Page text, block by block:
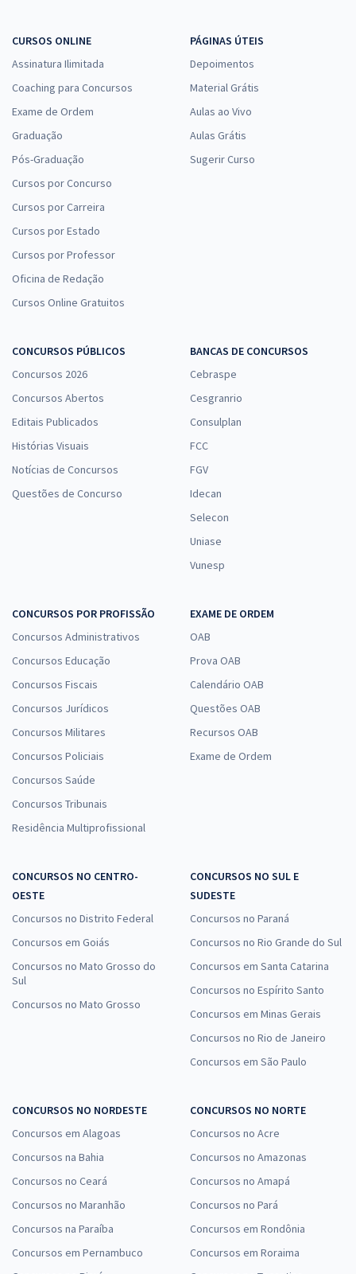
CURSOS ONLINE
Assinatura Ilimitada
Coaching para Concursos
Exame de Ordem
Graduação
Pós-Graduação
Cursos por Concurso
Cursos por Carreira
Cursos por Estado
Cursos por Professor
Oficina de Redação
Cursos Online Gratuitos
PÁGINAS ÚTEIS
Depoimentos
Material Grátis
Aulas ao Vivo
Aulas Grátis
Sugerir Curso
CONCURSOS PÚBLICOS
Concursos 2026
Concursos Abertos
Editais Publicados
Histórias Visuais
Notícias de Concursos
Questões de Concurso
BANCAS DE CONCURSOS
Cebraspe
Cesgranrio
Consulplan
FCC
FGV
Idecan
Selecon
Uniase
Vunesp
CONCURSOS POR PROFISSÃO
Concursos Administrativos
Concursos Educação
Concursos Fiscais
Concursos Jurídicos
Concursos Militares
Concursos Policiais
Concursos Saúde
Concursos Tribunais
Residência Multiprofissional
EXAME DE ORDEM
OAB
Prova OAB
Calendário OAB
Questões OAB
Recursos OAB
Exame de Ordem
CONCURSOS NO CENTRO-
OESTE
Concursos no Distrito Federal
Concursos em Goiás
Concursos no Mato Grosso do
Sul
Concursos no Mato Grosso
CONCURSOS NO SUL E
SUDESTE
Concursos no Paraná
Concursos no Rio Grande do Sul
Concursos em Santa Catarina
Concursos no Espírito Santo
Concursos em Minas Gerais
Concursos no Rio de Janeiro
Concursos em São Paulo
CONCURSOS NO NORDESTE
Concursos em Alagoas
Concursos na Bahia
Concursos no Ceará
Concursos no Maranhão
Concursos na Paraíba
Concursos em Pernambuco
CONCURSOS NO NORTE
Concursos no Acre
Concursos no Amazonas
Concursos no Amapá
Concursos no Pará
Concursos em Rondônia
Concursos em Roraima